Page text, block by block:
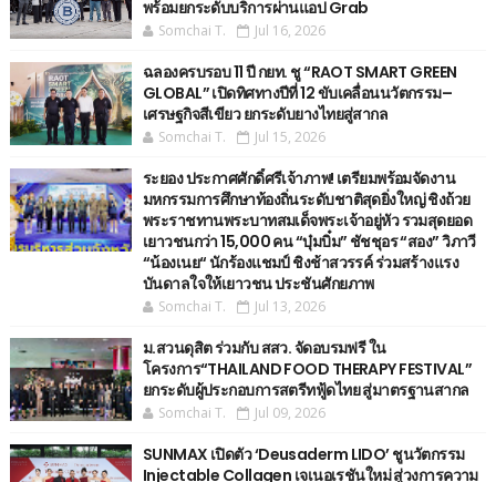
พร้อมยกระดับบริการผ่านแอป Grab
Somchai T. Jul 16, 2026
ฉลองครบรอบ 11 ปี กยท. ชู “RAOT SMART GREEN
GLOBAL” เปิดทิศทางปีที่ 12 ขับเคลื่อนนวัตกรรม–
เศรษฐกิจสีเขียว ยกระดับยางไทยสู่สากล
Somchai T. Jul 15, 2026
ระยอง ประกาศศักดิ์ศรีเจ้าภาพ! เตรียมพร้อมจัดงาน
มหกรรมการศึกษาท้องถิ่นระดับชาติสุดยิ่งใหญ่ ชิงถ้วย
พระราชทานพระบาทสมเด็จพระเจ้าอยู่หัว รวมสุดยอด
เยาวชนกว่า 15,000 คน “บุ๋มบิ๋ม” ชัชชุอร “สอง” วิภาวี
“น้องเนย“ นักร้องแชมป์ ชิงช้าสวรรค์ ร่วมสร้างแรง
บันดาลใจให้เยาวชน ประชันศักยภาพ
Somchai T. Jul 13, 2026
ม.สวนดุสิต ร่วมกับ สสว. จัดอบรมฟรี ใน
โครงการ“THAILAND FOOD THERAPY FESTIVAL”
ยกระดับผู้ประกอบการสตรีทฟู้ดไทย สู่มาตรฐานสากล
Somchai T. Jul 09, 2026
SUNMAX เปิดตัว ‘Deusaderm LIDO’ ชูนวัตกรรม
Injectable Collagen เจเนอเรชันใหม่ สู่วงการความ